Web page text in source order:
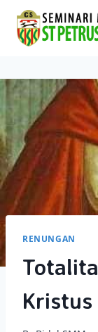
content
RENUNGAN
Kristus